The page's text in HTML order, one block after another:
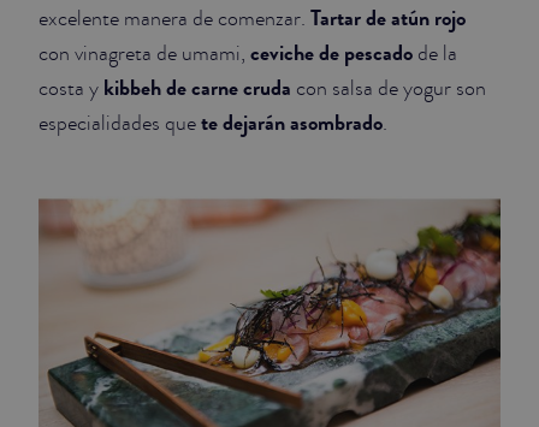
excelente manera de comenzar. Tartar de atún rojo
con vinagreta de umami, ceviche de pescado de la
costa y kibbeh de carne cruda con salsa de yogur son
especialidades quete dejarán asombrado.